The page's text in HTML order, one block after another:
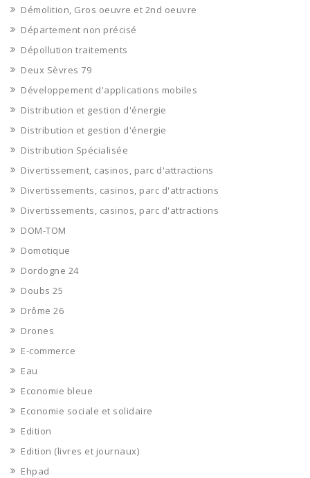
Démolition, Gros oeuvre et 2nd oeuvre
Département non précisé
Dépollution traitements
Deux Sèvres 79
Développement d'applications mobiles
Distribution et gestion d'énergie
Distribution et gestion d'énergie
Distribution Spécialisée
Divertissement, casinos, parc d'attractions
Divertissements, casinos, parc d'attractions
Divertissements, casinos, parc d'attractions
DOM-TOM
Domotique
Dordogne 24
Doubs 25
Drôme 26
Drones
E-commerce
Eau
Economie bleue
Economie sociale et solidaire
Edition
Edition (livres et journaux)
Ehpad